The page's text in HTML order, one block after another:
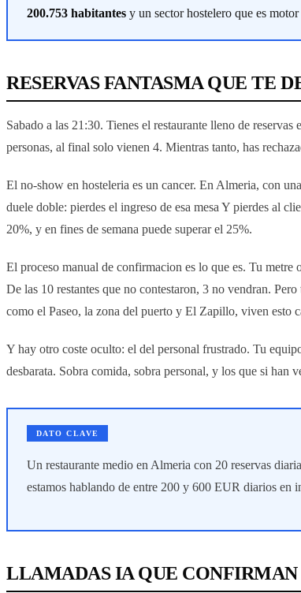
200.753 habitantes y un sector hostelero que es
RESERVAS FANTASMA QUE TE
Sabado a las 21:30. Tienes el restaurante lleno de
personas, al final solo vienen 4. Mientras tanto, has
El no-show en hosteleria es un cancer. En Almeria, con
duele doble: pierdes el ingreso de esa mesa Y pierdes al
20%, y en fines de semana puede superar el 25%.
El proceso manual de confirmacion es lo que es. Tu metre
De las 10 restantes que no contestaron, 3 no vendran.
como el Paseo, la zona del puerto y El Zapillo, viven esto
Y hay otro coste oculto: el del personal frustrado. Tu
desbarata. Sobra comida, sobra personal, y los que si
DATO CLAVE
Un restaurante medio en Almeria con 20 reservas
estamos hablando de entre 200 y 600 EUR diarios en
LLAMADAS IA QUE CONFIRMAN